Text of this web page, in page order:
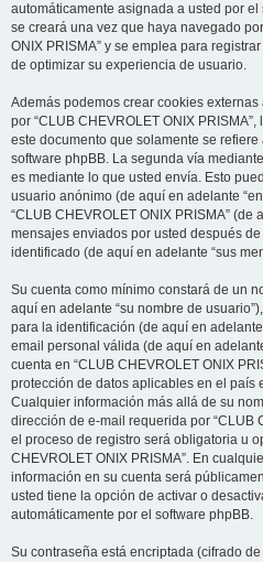
automáticamente asignada a usted por
se creará una vez que haya navegado
ONIX PRISMA” y se emplea para
de optimizar su experiencia de usuario.
Además podemos crear cookies
por “CLUB CHEVROLET ONIX
este documento que solamente se refiere
software phpBB. La segunda vía
es mediante lo que usted envía. Esto
usuario anónimo (de aquí en adelante
“CLUB CHEVROLET ONIX PRISMA” (de
mensajes enviados por usted después
identificado (de aquí en adelante “sus
Su cuenta como mínimo constará de un
aquí en adelante “su nombre de
para la identificación (de aquí en
email personal válida (de aquí en
cuenta en “CLUB CHEVROLET ONIX
protección de datos aplicables en el país
Cualquier información más allá de su
dirección de e-mail requerida por “CLUB
el proceso de registro será obligatoria u
CHEVROLET ONIX PRISMA”. En
información en su cuenta será
usted tiene la opción de activar o
automáticamente por el software phpBB.
Su contraseña está encriptada (cifrado